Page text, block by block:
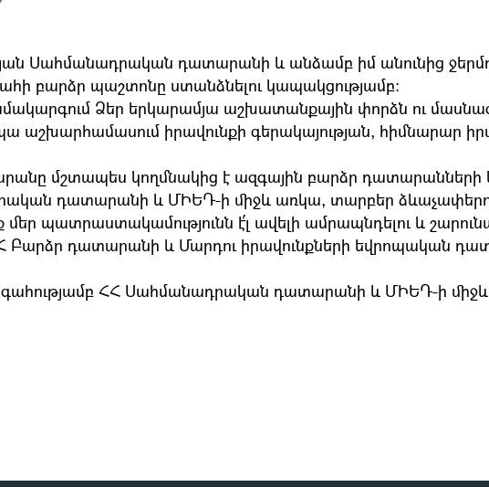
Սահմանադրական դատարանի և անձամբ իմ անունից
բարձր պաշտոնը ստանձնելու կապակցությամբ։
Ձեր երկարամյա աշխատանքային փորձն ու
աշխարհամասում իրավունքի գերակայության, հիմնարար
մշտապես կողմնակից է ազգային բարձր դատարանների
դատարանի և ՄԻԵԴ-ի միջև առկա, տարբեր
պատրաստակամությունն է՛լ ավելի ամրապնդելու և
Բարձր դատարանի և Մարդու իրավունքների եվրոպական
ՀՀ Սահմանադրական դատարանի և ՄԻԵԴ-ի միջև